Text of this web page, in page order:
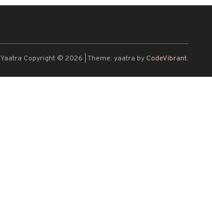
Yaatra Copyright © 2026 Theme: yaatra by CodeVibrant.